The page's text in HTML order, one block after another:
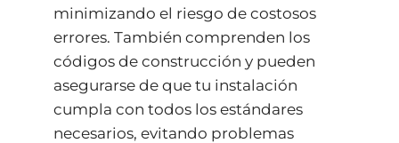
minimizando el riesgo de costosos
errores. También comprenden los
códigos de construcción y pueden
asegurarse de que tu instalación
cumpla con todos los estándares
necesarios, evitando problemas